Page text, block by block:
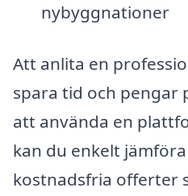
nybyggnationer
Att anlita en
spara tid och pengar
att använda en
kan du enkelt
kostnadsfria offerter